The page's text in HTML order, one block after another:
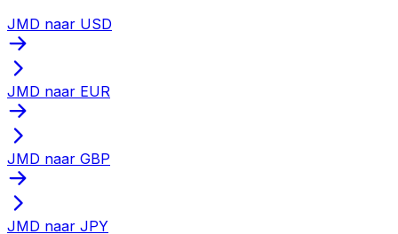
JMD naar USD
JMD naar EUR
JMD naar GBP
JMD naar JPY